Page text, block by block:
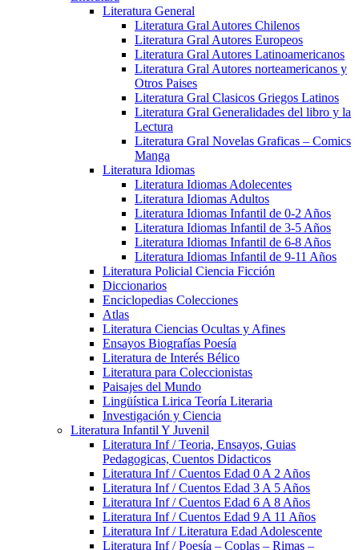
Literatura General
Literatura Gral Autores Chilenos
Literatura Gral Autores Europeos
Literatura Gral Autores Latinoamericanos
Literatura Gral Autores norteamericanos y
Otros Paises
Literatura Gral Clasicos Griegos Latinos
Literatura Gral Generalidades del libro y la
Lectura
Literatura Gral Novelas Graficas – Comics
Manga
Literatura Idiomas
Literatura Idiomas Adolecentes
Literatura Idiomas Adultos
Literatura Idiomas Infantil de 0-2 Años
Literatura Idiomas Infantil de 3-5 Años
Literatura Idiomas Infantil de 6-8 Años
Literatura Idiomas Infantil de 9-11 Años
Literatura Policial Ciencia Ficción
Diccionarios
Enciclopedias Colecciones
Atlas
Literatura Ciencias Ocultas y Afines
Ensayos Biografías Poesía
Literatura de Interés Bélico
Literatura para Coleccionistas
Paisajes del Mundo
Lingüística Lirica Teoría Literaria
Investigación y Ciencia
Literatura Infantil Y Juvenil
Literatura Inf / Teoria, Ensayos, Guias
Pedagogicas, Cuentos Didacticos
Literatura Inf / Cuentos Edad 0 A 2 Años
Literatura Inf / Cuentos Edad 3 A 5 Años
Literatura Inf / Cuentos Edad 6 A 8 Años
Literatura Inf / Cuentos Edad 9 A 11 Años
Literatura Inf / Literatura Edad Adolescente
Literatura Inf / Poesía – Coplas – Rimas –